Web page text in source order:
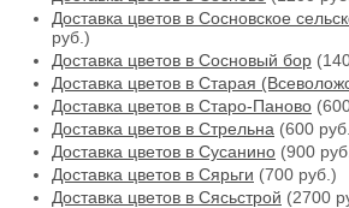
Доставка цветов в Сосновское
руб.)
Доставка цветов в Сосновый бор
Доставка цветов в Старая
Доставка цветов в Старо-Паново
Доставка цветов в Стрельна (600
Доставка цветов в Сусанино (900
Доставка цветов в Сярьги (700 руб.)
Доставка цветов в Сясьстрой (2700